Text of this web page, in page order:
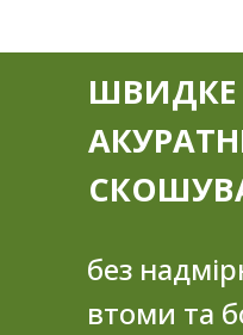
ШВИДКЕ
без
втоми та